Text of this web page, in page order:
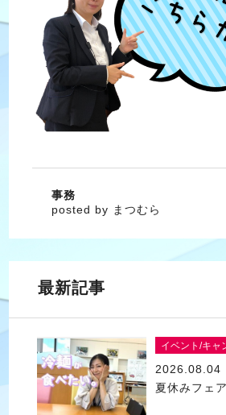
事務
posted by まつむら
最新記事
イベント/キャ
2026.08.04
夏休みフェ